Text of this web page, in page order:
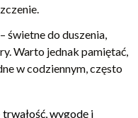
świetne do duszenia,
Warto jednak pamiętać,
w codziennym, często
wygodę i